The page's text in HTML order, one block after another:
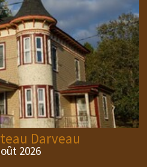
Darveau
2026